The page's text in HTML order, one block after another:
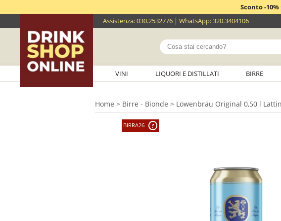
Sconto -10%
Assistenza:030.2532776 | WhatsApp:320.3404106
VINI LIQUORI E DISTILLATI BIRRE
Home > Birre - Bionde > Löwenbräu Original 0,50 l
BIRRA26